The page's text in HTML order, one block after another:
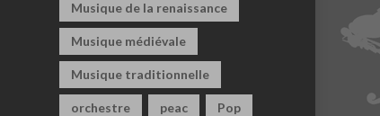
Musique de la renaissance
Musique médiévale
Musique traditionnelle
orchestre peac Pop